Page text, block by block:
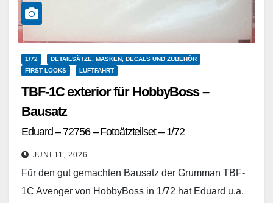
1/72
DETAILSÄTZE, MASKEN, DECALS UND ZUBEHÖR
FIRST LOOKS
LUFTFAHRT
TBF-1C exterior für HobbyBoss –
Bausatz
Eduard – 72756 – Fotoätzteilset – 1/72
JUNI 11, 2026
Für den gut gemachten Bausatz der Grumman TBF-
1C Avenger von HobbyBoss in 1/72 hat Eduard u.a.